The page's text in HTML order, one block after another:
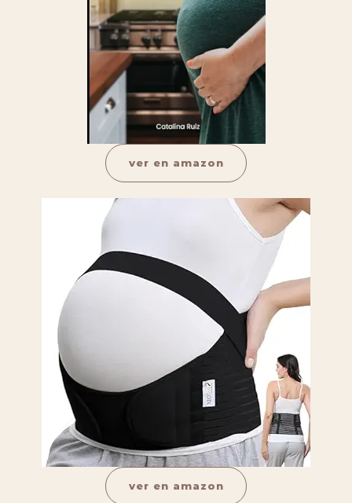
ver en amazon
ver en amazon